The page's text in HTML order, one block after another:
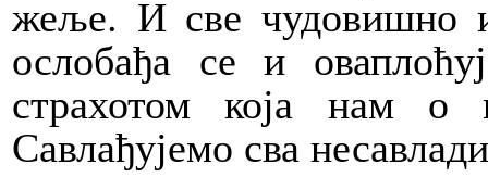
жеље. И све чудовишно
ослобађа се и
страхотом која нам о
Савлађујемо сва